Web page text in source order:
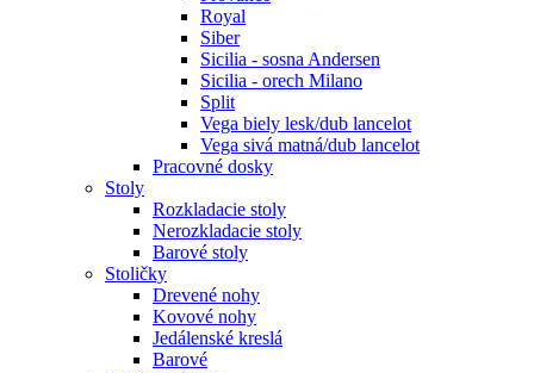
Royal
Siber
Sicilia - sosna Andersen
Sicilia - orech Milano
Split
Vega biely lesk/dub lancelot
Vega sivá matná/dub lancelot
Pracovné dosky
Stoly
Rozkladacie stoly
Nerozkladacie stoly
Barové stoly
Stoličky
Drevené nohy
Kovové nohy
Jedálenské kreslá
Barové